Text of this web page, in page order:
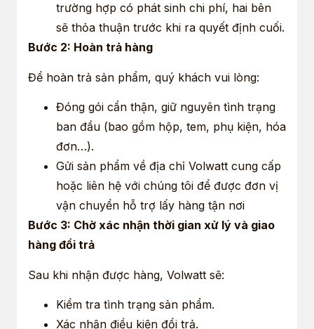
trường hợp có phát sinh chi phí, hai bên
sẽ thỏa thuận trước khi ra quyết định cuối.
Bước 2: Hoàn trả hàng
Để hoàn trả sản phẩm, quý khách vui lòng:
Đóng gói cẩn thận, giữ nguyên tình trạng
ban đầu (bao gồm hộp, tem, phụ kiện, hóa
đơn…).
Gửi sản phẩm về địa chỉ Volwatt cung cấp
hoặc liên hệ với chúng tôi để được đơn vị
vận chuyển hỗ trợ lấy hàng tận nơi
Bước 3: Chờ xác nhận thời gian xử lý và giao
hàng đổi trả
Sau khi nhận được hàng, Volwatt sẽ:
Kiểm tra tình trạng sản phẩm.
Xác nhận điều kiện đổi trả.